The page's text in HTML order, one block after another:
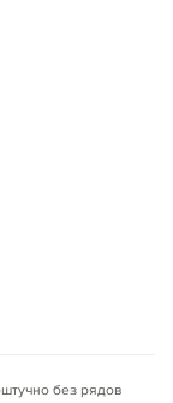
без рядов